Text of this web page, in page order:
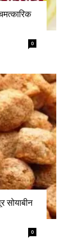
0
सोयाबीन
0